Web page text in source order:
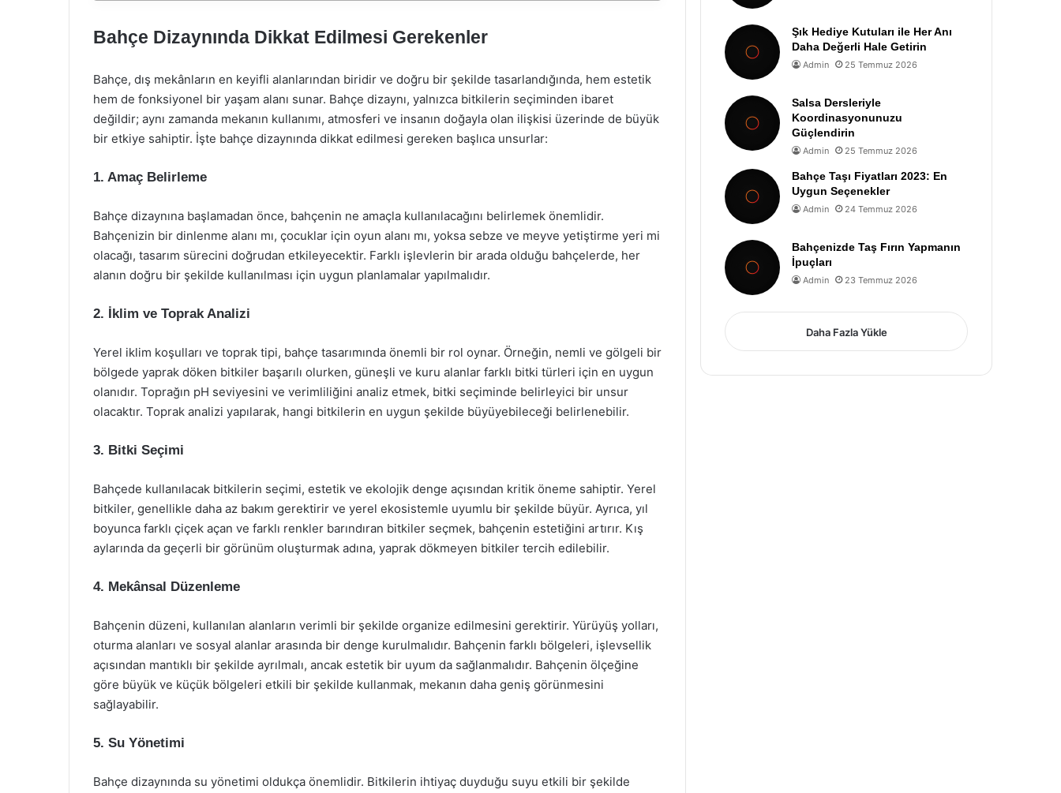
Bahçe Dizaynında Dikkat Edilmesi Gerekenler
Bahçe, dış mekânların en keyifli alanlarından biridir ve doğru bir şekilde tasarlandığında, hem estetik
hem de fonksiyonel bir yaşam alanı sunar. Bahçe dizaynı, yalnızca bitkilerin seçiminden ibaret
değildir; aynı zamanda mekanın kullanımı, atmosferi ve insanın doğayla olan ilişkisi üzerinde de büyük
bir etkiye sahiptir. İşte bahçe dizaynında dikkat edilmesi gereken başlıca unsurlar:
1. Amaç Belirleme
Bahçe dizaynına başlamadan önce, bahçenin ne amaçla kullanılacağını belirlemek önemlidir.
Bahçenizin bir dinlenme alanı mı, çocuklar için oyun alanı mı, yoksa sebze ve meyve yetiştirme yeri mi
olacağı, tasarım sürecini doğrudan etkileyecektir. Farklı işlevlerin bir arada olduğu bahçelerde, her
alanın doğru bir şekilde kullanılması için uygun planlamalar yapılmalıdır.
2. İklim ve Toprak Analizi
Yerel iklim koşulları ve toprak tipi, bahçe tasarımında önemli bir rol oynar. Örneğin, nemli ve gölgeli bir
bölgede yaprak döken bitkiler başarılı olurken, güneşli ve kuru alanlar farklı bitki türleri için en uygun
olanıdır. Toprağın pH seviyesini ve verimliliğini analiz etmek, bitki seçiminde belirleyici bir unsur
olacaktır. Toprak analizi yapılarak, hangi bitkilerin en uygun şekilde büyüyebileceği belirlenebilir.
3. Bitki Seçimi
Bahçede kullanılacak bitkilerin seçimi, estetik ve ekolojik denge açısından kritik öneme sahiptir. Yerel
bitkiler, genellikle daha az bakım gerektirir ve yerel ekosistemle uyumlu bir şekilde büyür. Ayrıca, yıl
boyunca farklı çiçek açan ve farklı renkler barındıran bitkiler seçmek, bahçenin estetiğini artırır. Kış
aylarında da geçerli bir görünüm oluşturmak adına, yaprak dökmeyen bitkiler tercih edilebilir.
4. Mekânsal Düzenleme
Bahçenin düzeni, kullanılan alanların verimli bir şekilde organize edilmesini gerektirir. Yürüyüş yolları,
oturma alanları ve sosyal alanlar arasında bir denge kurulmalıdır. Bahçenin farklı bölgeleri, işlevsellik
açısından mantıklı bir şekilde ayrılmalı, ancak estetik bir uyum da sağlanmalıdır. Bahçenin ölçeğine
göre büyük ve küçük bölgeleri etkili bir şekilde kullanmak, mekanın daha geniş görünmesini
sağlayabilir.
5. Su Yönetimi
Bahçe dizaynında su yönetimi oldukça önemlidir. Bitkilerin ihtiyaç duyduğu suyu etkili bir şekilde
Şık Hediye Kutuları ile Her Anı
Daha Değerli Hale Getirin
Admin 25 Temmuz 2026
Salsa Dersleriyle
Koordinasyonunuzu
Güçlendirin
Admin 25 Temmuz 2026
Bahçe Taşı Fiyatları 2023: En
Uygun Seçenekler
Admin 24 Temmuz 2026
Bahçenizde Taş Fırın Yapmanın
İpuçları
Admin 23 Temmuz 2026
Daha Fazla Yükle